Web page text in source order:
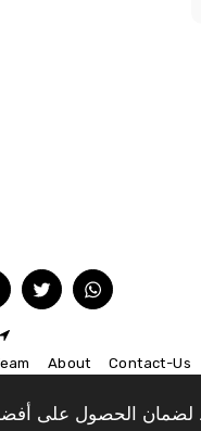
لضمان الحصول على
Contact-Us
About